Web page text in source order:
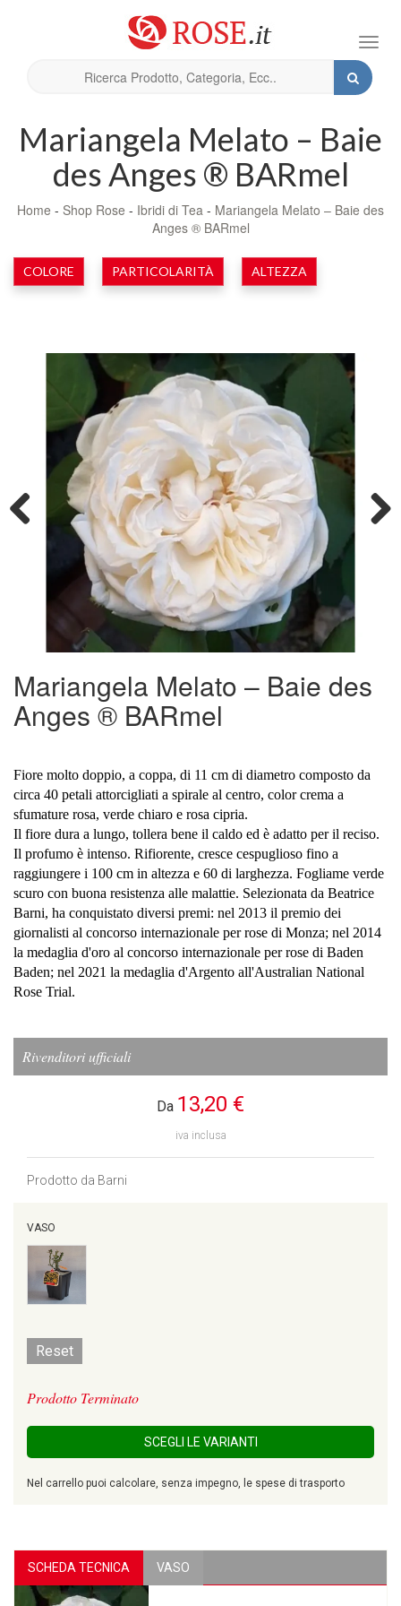
Mariangela Melato – Baie
des Anges ® BARmel
Home - Shop Rose - Ibridi di Tea - Mariangela Melato – Baie des
Anges ® BARmel
COLORE PARTICOLARITÀ ALTEZZA
Mariangela Melato – Baie des
Anges ® BARmel
Fiore molto doppio, a coppa, di 11 cm di diametro composto da
circa 40 petali attorcigliati a spirale al centro, color crema a
sfumature rosa, verde chiaro e rosa cipria.
Il fiore dura a lungo, tollera bene il caldo ed è adatto per il reciso.
Il profumo è intenso. Rifiorente, cresce cespuglioso fino a
raggiungere i 100 cm in altezza e 60 di larghezza. Fogliame verde
scuro con buona resistenza alle malattie. Selezionata da Beatrice
Barni, ha conquistato diversi premi: nel 2013 il premio dei
giornalisti al concorso internazionale per rose di Monza; nel 2014
la medaglia d'oro al concorso internazionale per rose di Baden
Baden; nel 2021 la medaglia d'Argento all'Australian National
Rose Trial.
Rivenditori ufficiali
Da 13,20 €
iva inclusa
Prodotto da Barni
VASO
Reset
Prodotto Terminato
SCEGLI LE VARIANTI
Nel carrello puoi calcolare, senza impegno, le spese di trasporto
SCHEDA TECNICA VASO